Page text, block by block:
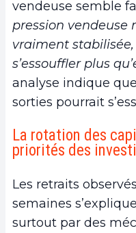
vendeuse semble
pression vendeuse
vraiment
s’essouffler plus
analyse indique
sorties pourrait
La rotation des
priorités des
Les retraits
semaines
surtout par des